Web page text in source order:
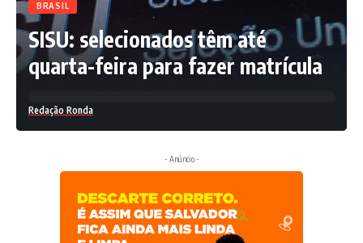
BRASIL
SISU: selecionados têm até
quarta-feira para fazer matrícula
Redação Ronda
- Anúncio -